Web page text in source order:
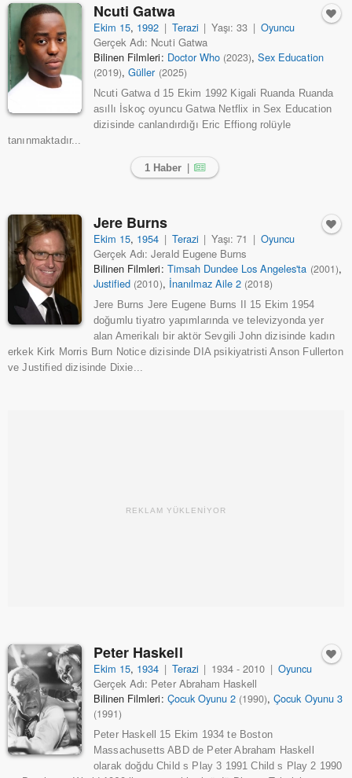
Ncuti Gatwa
Ekim 15, 1992 | Terazi | Yaşı: 33 | Oyuncu
Gerçek Adı: Ncuti Gatwa
Bilinen Filmleri: Doctor Who (2023),Sex Education
(2019),Güller (2025)
Ncuti Gatwa d 15 Ekim 1992 Kigali Ruanda Ruanda
asıllı İskoç oyuncu Gatwa Netflix in Sex Education
dizisinde canlandırdığı Eric Effiong rolüyle
tanınmaktadır...
1 Haber
Jere Burns
Ekim 15, 1954 | Terazi | Yaşı: 71 | Oyuncu
Gerçek Adı: Jerald Eugene Burns
Bilinen Filmleri: Timsah Dundee Los Angeles'ta (2001),
Justified (2010), İnanılmaz Aile 2 (2018)
Jere Burns Jere Eugene Burns II 15 Ekim 1954
doğumlu tiyatro yapımlarında ve televizyonda yer
alan Amerikalı bir aktör Sevgili John dizisinde kadın
erkek Kirk Morris Burn Notice dizisinde DIA psikiyatristi Anson Fullerton
ve Justified dizisinde Dixie...
REKLAM YÜKLENİYOR
Peter Haskell
Ekim 15, 1934 | Terazi | 1934 - 2010 | Oyuncu
Gerçek Adı: Peter Abraham Haskell
Bilinen Filmleri: Çocuk Oyunu 2 (1990),Çocuk Oyunu 3
(1991)
Peter Haskell 15 Ekim 1934 te Boston
Massachusetts ABD de Peter Abraham Haskell
olarak doğdu Child s Play 3 1991 Child s Play 2 1990